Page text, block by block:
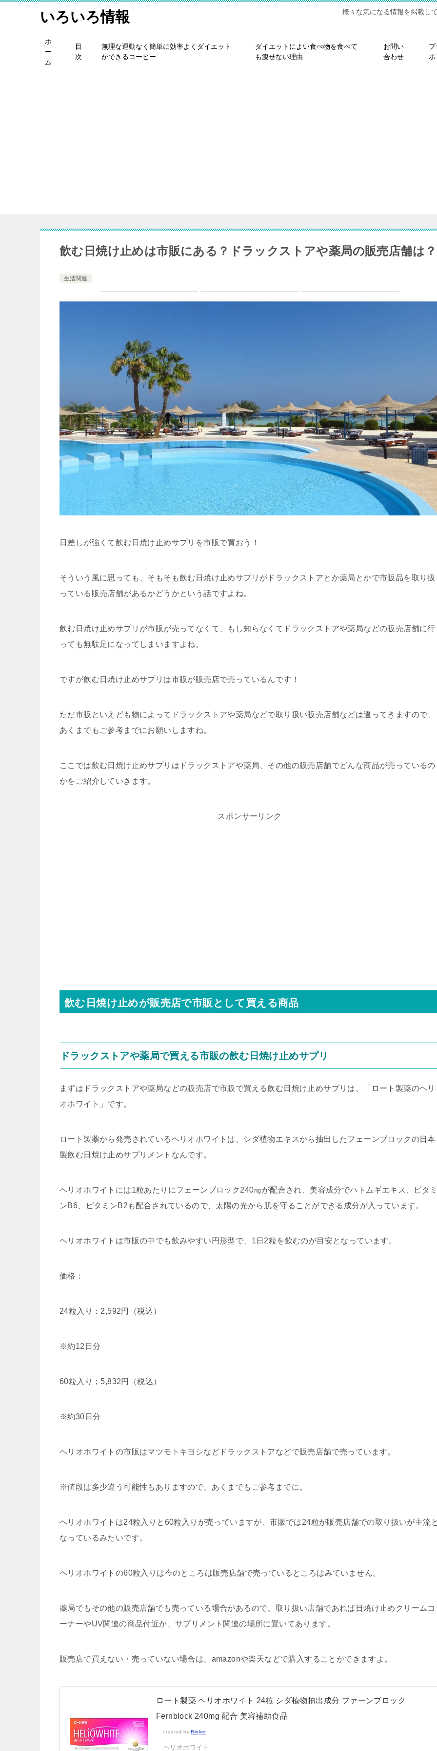
いろいろ情報 様々な気になる情報を掲載し
ホ
ー
ム
目
次
無理な運動なく簡単に効率よくダイエット
ができるコーヒー
ダイエットによい食べ物を食べて
も痩せない理由
お問い
合わせ
飲む日焼け止めは市販にある？ドラックストアや薬局の販売店舗は？
生活関連
日差しが強くて飲む日焼け止めサプリを市販で買おう！
そういう風に思っても、そもそも飲む日焼け止めサプリがドラックストアとか薬局とかで市販品を取り扱
っている販売店舗があるかどうかという話ですよね。
飲む日焼け止めサプリが市販が売ってなくて、もし知らなくてドラックストアや薬局などの販売店舗に行
っても無駄足になってしまいますよね。
ですが飲む日焼け止めサプリは市販が販売店で売っているんです！
ただ市販といえども物によってドラックストアや薬局などで取り扱い販売店舗などは違ってきますので、
あくまでもご参考までにお願いしますね。
ここでは飲む日焼け止めサプリはドラックストアや薬局、その他の販売店舗でどんな商品が売っているの
かをご紹介していきます。
スポンサーリンク
飲む日焼け止めが販売店で市販として買える商品
ドラックストアや薬局で買える市販の飲む日焼け止めサプリ
まずはドラックストアや薬局などの販売店で市販で買える飲む日焼け止めサプリは、「ロート製薬のヘリ
オホワイト」です。
ロート製薬から発売されているヘリオホワイトは、シダ植物エキスから抽出したフェーンブロックの日本
製飲む日焼け止めサプリメントなんです。
ヘリオホワイトには1粒あたりにフェーンブロック240㎎が配合され、美容成分でハトムギエキス、ビタ
ンB6、ビタミンB2も配合されているので、太陽の光から肌を守ることができる成分が入っています。
ヘリオホワイトは市販の中でも飲みやすい円形型で、1日2粒を飲むのが目安となっています。
価格：
24粒入り：2,592円（税込）
※約12日分
60粒入り；5,832円（税込）
※約30日分
ヘリオホワイトの市販はマツモトキヨシなどドラックストアなどで販売店舗で売っています。
※値段は多少違う可能性もありますので、あくまでもご参考までに。
ヘリオホワイトは24粒入りと60粒入りが売っていますが、市販では24粒が販売店舗での取り扱いが主流
なっているみたいです。
ヘリオホワイトの60粒入りは今のところは販売店舗で売っているところはみていません。
薬局でもその他の販売店舗でも売っている場合があるので、取り扱い店舗であれば日焼け止めクリームコ
ーナーやUV関連の商品付近か、サプリメント関連の場所に置いてあります。
販売店で買えない・売っていない場合は、amazonや楽天などで購入することができますよ。
ロート製薬 ヘリオホワイト 24粒 シダ植物抽出成分 ファーンブロック
Fernblock 240mg 配合 美容補助食品
created byRinker
ヘリオホワイト